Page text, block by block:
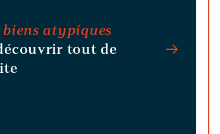
biens atypiques
tout de